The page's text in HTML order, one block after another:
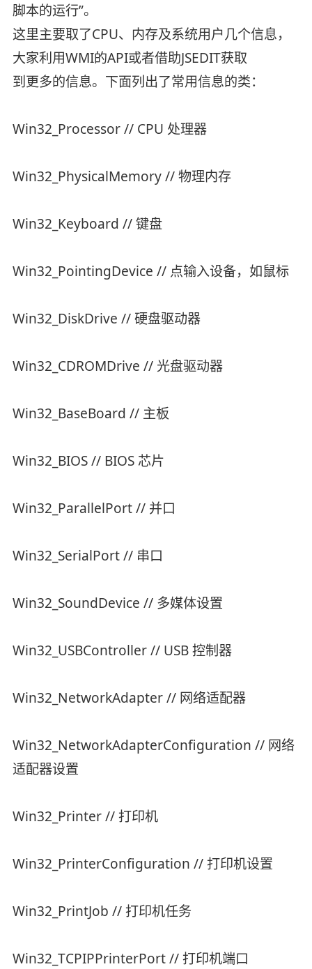
脚本的运行”。
这里主要取了CPU、内存及系统用户几个信息，
大家利用WMI的API或者借助JSEDIT获取
到更多的信息。下面列出了常用信息的类：
Win32_Processor // CPU 处理器
Win32_PhysicalMemory // 物理内存
Win32_Keyboard // 键盘
Win32_PointingDevice // 点输入设备，如鼠标
Win32_DiskDrive // 硬盘驱动器
Win32_CDROMDrive // 光盘驱动器
Win32_BaseBoard // 主板
Win32_BIOS // BIOS 芯片
Win32_ParallelPort // 并口
Win32_SerialPort // 串口
Win32_SoundDevice // 多媒体设置
Win32_USBController // USB 控制器
Win32_NetworkAdapter // 网络适配器
Win32_NetworkAdapterConfiguration // 网络
适配器设置
Win32_Printer // 打印机
Win32_PrinterConfiguration // 打印机设置
Win32_PrintJob // 打印机任务
Win32_TCPIPPrinterPort // 打印机端口